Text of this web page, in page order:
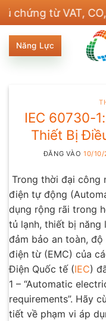
Bỏ
nội
dung
từ VAT, CO, CQ,
Năng Lực
IEC 60730-
Thiết Bị
ĐĂNG VÀO 10/
Trong thời đại công
điện tự động
dụng rộng rãi trong
tủ lạnh, thiết bị năng
đảm bảo an toàn,
điện từ (EMC) của
Điện Quốc tế (IEC)
1 – “Automatic
requirements”. Hãy
tiết về phạm vi áp